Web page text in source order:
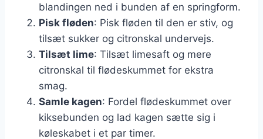
blandingen ned i bunden af en springform.
Pisk fløden: Pisk fløden til den er stiv, og
tilsæt sukker og citronskal undervejs.
Tilsæt lime: Tilsæt limesaft og mere
citronskal til flødeskummet for ekstra
smag.
Samle kagen: Fordel flødeskummet over
kiksebunden og lad kagen sætte sig i
køleskabet i et par timer.